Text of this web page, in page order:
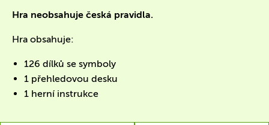
Hra neobsahuje česká pravidla.
Hra obsahuje:
126 dílků se symboly
1 přehledovou desku
1 herní instrukce